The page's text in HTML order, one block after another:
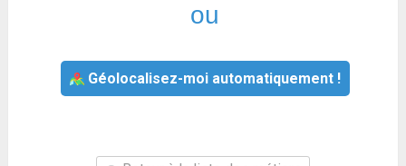
ou
Géolocalisez-moi automatiquement !